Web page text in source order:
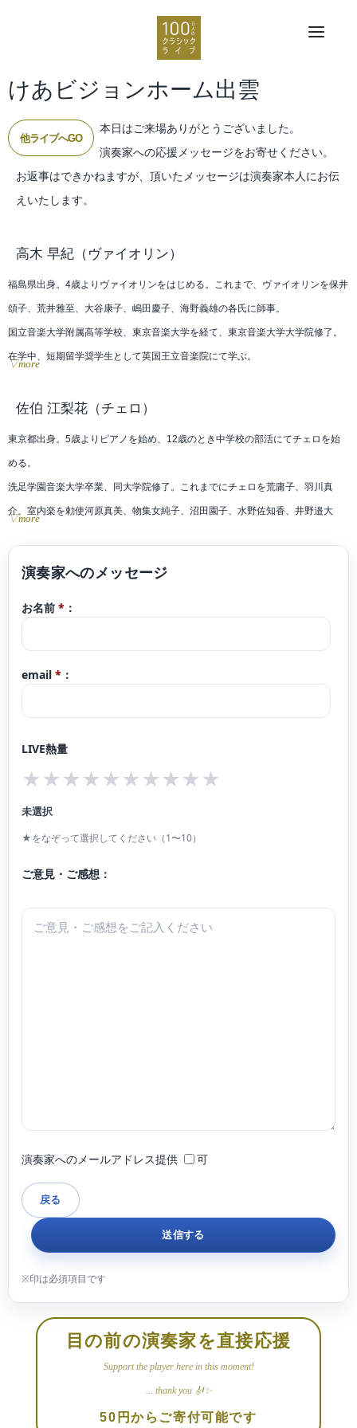
けあビジョンホーム出雲
他ライブへGO
本日はご来場ありがとうございました。
演奏家への応援メッセージをお寄せください。
お返事はできかねますが、頂いたメッセージは演奏家本人にお伝
えいたします。
高木 早紀 （ヴァイオリン）
福島県出身。4歳よりヴァイオリンをはじめる。これまで、ヴァイオリンを保井
頌子、荒井雅至、大谷康子、嶋田慶子、海野義雄の各氏に師事。
国立音楽大学附属高等学校、東京音楽大学を経て、東京音楽大学大学院修了。
在学中、短期留学奨学生として英国王立音楽院にて学ぶ。
モーツァルテウム国際音楽アカデミーマスタークラス、ウィーン国立音楽大学
2011年より定期的に福島、東京に於いてソロリサイタルを行う。現在、ソロや
室内楽、オーケストラ客演など幅広く演奏活動を行うほか、ソリストとしてオ
ーケストラとの共演も重ねる。
▽more
佐伯 江梨花 （チェロ）
東京都出身。5歳よりピアノを始め、12歳のとき中学校の部活にてチェロを始
める。
洗足学園音楽大学卒業、同大学院修了。これまでにチェロを荒庸子、羽川真
介、室内楽を勅使河原真美、物集女純子、沼田園子、水野佐知香、井野邉大
イナー・シュミット、ヴィルフリート・シュトレーレ、ヤーノシュ・ローラ、
池田菊衛の各氏にレッスンを受ける。
大学院在学中、ラ・フォル・ジュルネ・オ・ジャポン2016、2017に出演。
2019年オランダでの演奏旅行にて、オーケストラのメンバーとして、コンセル
現在、オーケストラや室内楽を中心に活動中。また、オーケストラや音楽教室
の講師として後進の指導にもあたる。
▽more
お名前 * ：
email * ：
LIVE熱量
★★★★★★★★★★
未選択
★をなぞって選択してください（1〜10）
ご意見・ご感想：
演奏家へのメールアドレス提供 可
目の前の演奏家を直接応援
Support the player here in this moment!
... thank you 🎻✨
50円からご寄付可能です